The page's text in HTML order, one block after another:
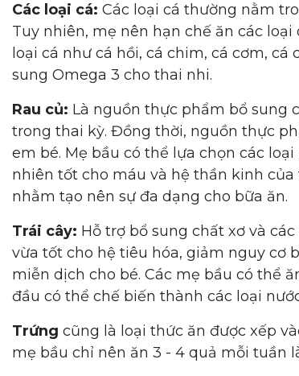
Các loại cá: Các loại cá thường nằm
Tuy nhiên, mẹ nên hạn chế ăn các
loại cá như cá hồi, cá chim, cá cơm,
sung Omega 3 cho thai nhi.
Rau củ: Là nguồn thực phẩm bổ sung
trong thai kỳ. Đồng thời, nguồn thực
em bé. Mẹ bầu có thể lựa chọn các
nhiên tốt cho máu và hệ thần kinh của
nhằm tạo nên sự đa dạng cho bữa ăn.
Trái cây: Hỗ trợ bổ sung chất xơ và
vừa tốt cho hệ tiêu hóa, giảm nguy cơ
miễn dịch cho bé. Các mẹ bầu có thể
đầu có thể chế biến thành các loại
Trứng cũng là loại thức ăn được xếp
mẹ bầu chỉ nên ăn 3 - 4 quả mỗi tuần